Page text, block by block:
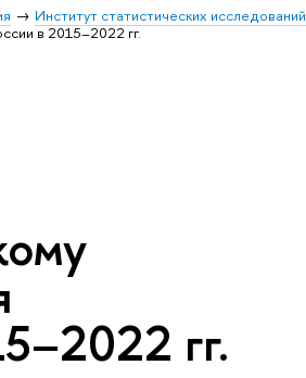
Институт статистических исследований
в 2015–2022 гг.
гг.